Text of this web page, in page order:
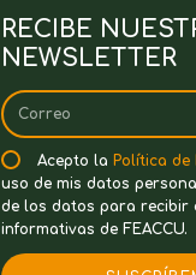
RECIBE
NEWSLETTER
Acepto la Política de
uso de mis datos
de los datos para recibir
informativas de FEACCU.